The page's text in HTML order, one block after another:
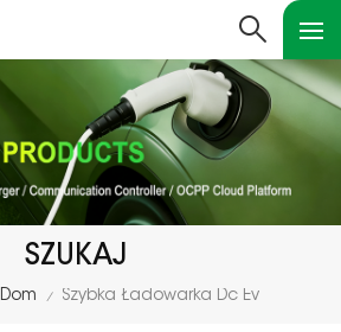
SZUKAJ
Dom / Szybka Ładowarka Dc Ev